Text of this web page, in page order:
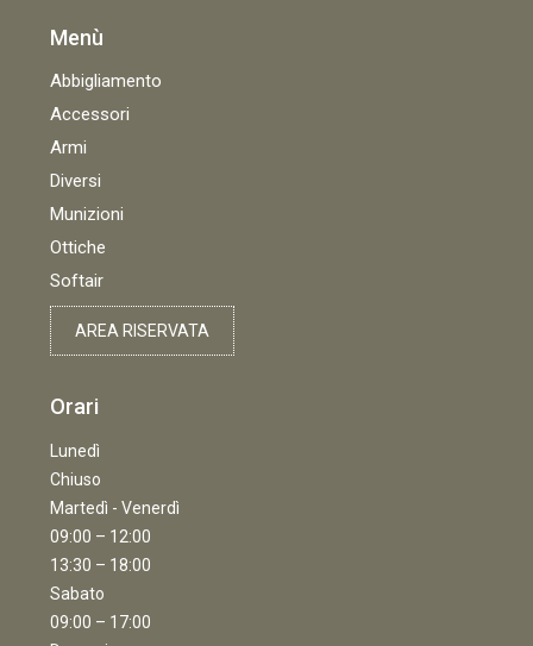
Menù
Abbigliamento
Accessori
Armi
Diversi
Munizioni
Ottiche
Softair
AREA RISERVATA
Orari
Lunedì
Chiuso
Martedì - Venerdì
09:00 – 12:00
13:30 – 18:00
Sabato
09:00 – 17:00